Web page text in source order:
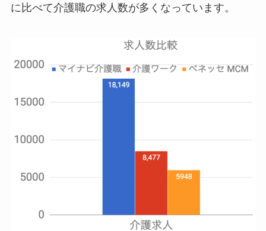
に比べて介護職の求人数が多くなっています。